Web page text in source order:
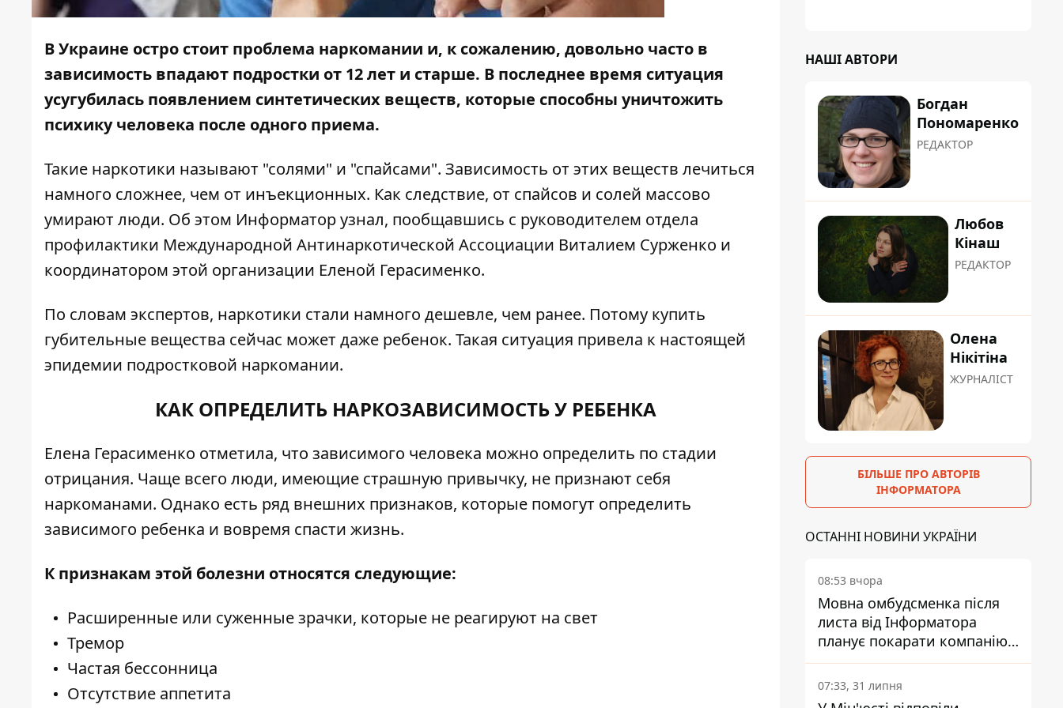
В Украине остро стоит проблема наркомании и, к сожалению, довольно часто в
зависимость впадают подростки от 12 лет и старше. В последнее время ситуация
усугубилась появлением синтетических веществ, которые способны уничтожить
психику человека после одного приема.
Такие наркотики называют "солями" и "спайсами". Зависимость от этих веществ лечиться
намного сложнее, чем от инъекционных. Как следствие, от спайсов и солей массово
умирают люди. Об этом Информаторузнал, пообщавшись с руководителем отдела
профилактики Международной Антинаркотической Ассоциации Виталием Сурженко и
координатором этой организации Еленой Герасименко.
По словам экспертов, наркотики стали намного дешевле, чем ранее. Потому купить
губительные вещества сейчас может даже ребенок. Такая ситуация привела к настоящей
эпидемии подростковой наркомании.
КАК ОПРЕДЕЛИТЬ НАРКОЗАВИСИМОСТЬ У РЕБЕНКА
Елена Герасименко отметила, что зависимого человека можно определить по стадии
отрицания. Чаще всего люди, имеющие страшную привычку, не признают себя
наркоманами. Однако есть ряд внешних признаков, которые помогут определить
зависимого ребенка и вовремя спасти жизнь.
К признакам этой болезни относятся следующие:
Расширенные или суженные зрачки, которые не реагируют на свет
Тремор
Частая бессонница
Отсутствие аппетита
НАШІ АВТОРИ
Богдан
Пономаренко
РЕДАКТОР
Любов
Кінаш
РЕДАКТОР
Олена
Нікітіна
ЖУРНАЛІСТ
БІЛЬШЕ ПРО АВТОРІВ
ІНФОРМАТОРА
ОСТАННІ НОВИНИ УКРАЇНИ
08:53 вчора
Мовна омбудсменка після
листа від Інформатора
планує покарати компанію-
підрядника ПриватБанку
07:33, 31 липня